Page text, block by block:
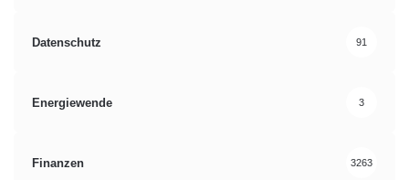
Datenschutz 91
Energiewende 3
Finanzen 3263